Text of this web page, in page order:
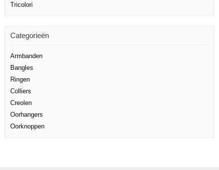
Tricolori
Categorieën
Armbanden
Bangles
Ringen
Colliers
Creolen
Oorhangers
Oorknoppen